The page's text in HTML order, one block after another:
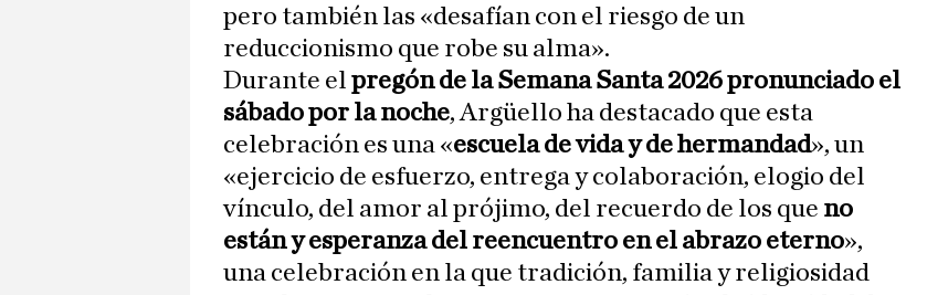
pero también las «desafían con el riesgo de un
reduccionismo que robe su alma».
Durante el pregón de la Semana Santa 2026 pronunciado el
sábado por la noche, Argüello ha destacado que esta
celebración es una «escuela de vida y de hermandad», un
«ejercicio de esfuerzo, entrega y colaboración, elogio del
vínculo, del amor al prójimo, del recuerdo de los que no
están y esperanza del reencuentro en el abrazo eterno»,
una celebración en la que tradición, familia y religiosidad